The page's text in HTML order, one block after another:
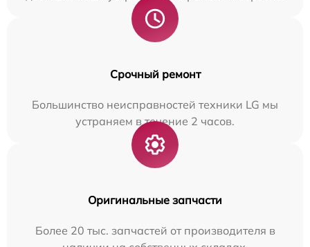
Срочный ремонт
Большинство неисправностей техники LG мы
устраняем в течение 2 часов.
Оригинальные запчасти
Более 20 тыс. запчастей от производителя в